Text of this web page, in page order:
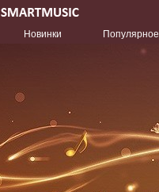
Новинки Популярное